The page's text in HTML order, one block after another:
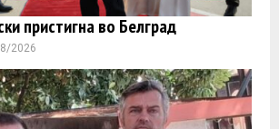
пристигна во Белград
2026